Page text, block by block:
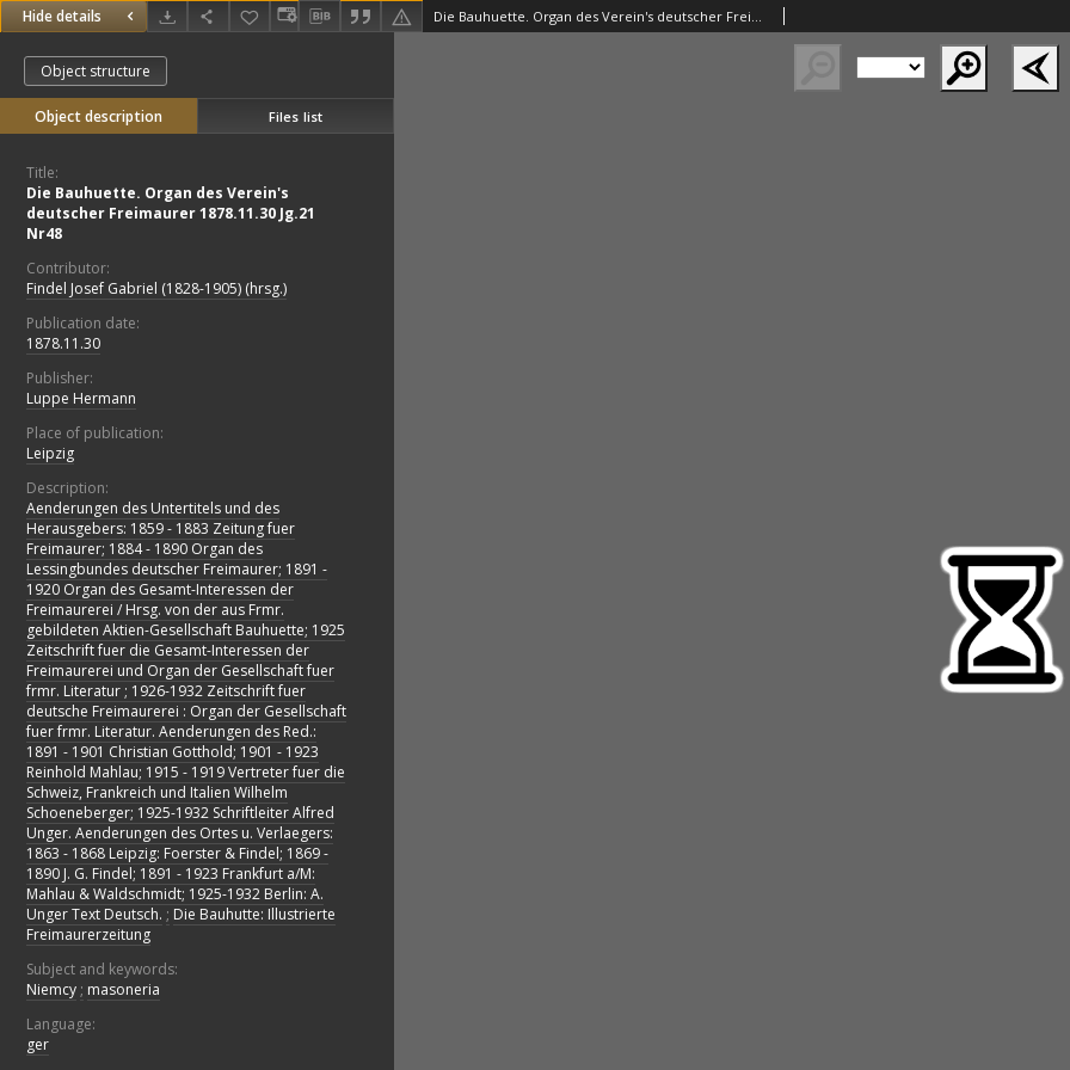
Hide details Die Bauhuette. Organ des Verein's deutscher Freimaurer 1878.11.30 Jg.21 Nr48
Object structure
Object description Files list
Title:
Die Bauhuette. Organ des Verein's
deutscher Freimaurer 1878.11.30 Jg.21
Nr48
Contributor:
Findel Josef Gabriel (1828-1905) (hrsg.)
Publication date:
1878.11.30
Publisher:
Luppe Hermann
Place of publication:
Leipzig
Description:
Aenderungen des Untertitels und des
Herausgebers: 1859 - 1883 Zeitung fuer
Freimaurer; 1884 - 1890 Organ des
Lessingbundes deutscher Freimaurer; 1891 -
1920 Organ des Gesamt-Interessen der
Freimaurerei / Hrsg. von der aus Frmr.
gebildeten Aktien-Gesellschaft Bauhuette; 1925
Zeitschrift fuer die Gesamt-Interessen der
Freimaurerei und Organ der Gesellschaft fuer
frmr. Literatur ; 1926-1932 Zeitschrift fuer
deutsche Freimaurerei : Organ der Gesellschaft
fuer frmr. Literatur. Aenderungen des Red.:
1891 - 1901 Christian Gotthold; 1901 - 1923
Reinhold Mahlau; 1915 - 1919 Vertreter fuer die
Schweiz, Frankreich und Italien Wilhelm
Schoeneberger; 1925-1932 Schriftleiter Alfred
Unger. Aenderungen des Ortes u. Verlaegers:
1863 - 1868 Leipzig: Foerster & Findel; 1869 -
1890 J. G. Findel; 1891 - 1923 Frankfurt a/M:
Mahlau & Waldschmidt; 1925-1932 Berlin: A.
Unger Text Deutsch. ; Die Bauhutte: Illustrierte
Freimaurerzeitung
Subject and keywords:
Niemcy ; masoneria
Language:
ger